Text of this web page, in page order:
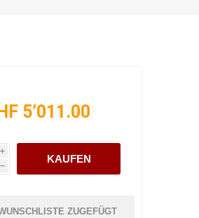
5’011.00
i
h
KAUFEN
ZUGEFÜGT